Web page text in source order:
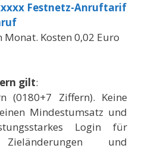
Festnetz-Anruftarif
Monat. Kosten 0,02 Euro
gilt:
(0180+7 Ziffern). Keine
Mindestumsatz und
Login für
und